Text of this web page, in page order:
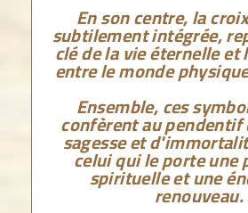
En son centre, la
subtilement intégrée,
clé de la vie éternelle et
entre le monde
Ensemble, ces
confèrent au pendentif
sagesse et
celui qui le porte
spirituelle et une
renouveau.